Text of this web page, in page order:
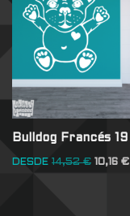
Bulldog Francés 19
DESDE 14,52€ 10,16 €